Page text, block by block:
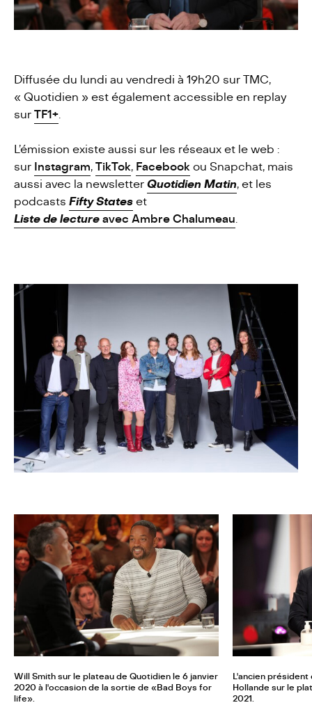
Diffusée du lundi au vendredi à 19h20 sur TMC,
« Quotidien » est également accessible en replay
sur TF1+.
L’émission existe aussi sur les réseaux et le web :
sur Instagram, TikTok, Facebook ou Snapchat, mais
aussi avec la newsletter Quotidien Matin, et les
podcasts Fifty States et
Liste de lecture avec Ambre Chalumeau.
Will Smith sur le plateau de Quotidien le 6 janvier
2020 à l'occasion de la sortie de «Bad Boys for
life».
L'ancien président
Hollande sur le
2021.